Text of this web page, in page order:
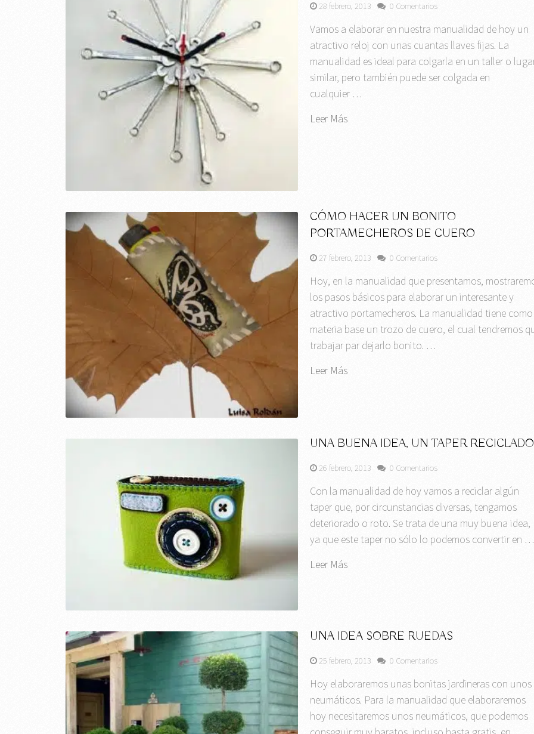
28 febrero, 2013 0 Comentarios
Vamos a elaborar en nuestra manualidad de hoy un
atractivo reloj con unas cuantas llaves fijas. La
manualidad es ideal para colgarla en un taller o
similar, pero también puede ser colgada en
cualquier …
Leer Más
CÓMO HACER UN BONITO
PORTAMECHEROS DE CUERO
27 febrero, 2013 0 Comentarios
Hoy, en la manualidad que presentamos,
los pasos básicos para elaborar un interesante y
atractivo portamecheros. La manualidad tiene como
materia base un trozo de cuero, el cual tendremos
trabajar par dejarlo bonito. …
Leer Más
UNA BUENA IDEA, UN TAPER RECICLADO
26 febrero, 2013 0 Comentarios
Con la manualidad de hoy vamos a reciclar algún
taper que, por circunstancias diversas, tengamos
deteriorado o roto. Se trata de una muy buena idea,
ya que este taper no sólo lo podemos convertir en …
Leer Más
UNA IDEA SOBRE RUEDAS
25 febrero, 2013 0 Comentarios
Hoy elaboraremos unas bonitas jardineras con unos
neumáticos. Para la manualidad que elaboraremos
hoy necesitaremos unos neumáticos, que podemos